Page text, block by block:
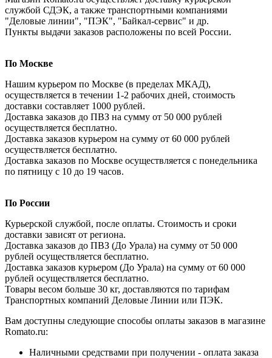
службой СДЭК, а также транспортными компаниями
"Деловые линии", "ПЭК", "Байкал-сервис" и др.
Пункты выдачи заказов расположены по всей России.
По Москве
Нашим курьером по Москве (в пределах МКАД),
осуществляется в течении 1-2 рабочих дней, стоимость
доставки составляет 1000 рублей.
Доставка заказов до ПВЗ на сумму от 50 000 рублей
осуществляется бесплатно.
Доставка заказов курьером на сумму от 60 000 рублей
осуществляется бесплатно.
Доставка заказов по Москве осуществляется с понедельника
по пятницу с 10 до 19 часов.
По России
Курьерской службой, после оплаты. Стоимость и сроки
доставки зависят от региона.
Доставка заказов до ПВЗ (До Урала) на сумму от 50 000
рублей осуществляется бесплатно.
Доставка заказов курьером (До Урала) на сумму от 60 000
рублей осуществляется бесплатно.
Товары весом больше 30 кг, доставляются по тарифам
Транспортных компаний Деловые Линии или ПЭК.
Вам доступны следующие способы оплаты заказов в магазине
Romato.ru:
Наличными средствами при получении - оплата заказа